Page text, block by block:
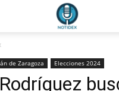
de Zaragoza Elecciones 2024